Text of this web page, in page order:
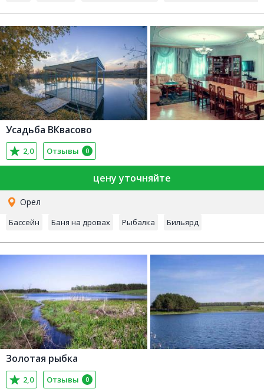
Усадьба ВКвасово
2,0 Отзывы 0
цену уточняйте
Орел
Бассейн Баня на дровах Рыбалка Бильярд
Золотая рыбка
2,0 Отзывы 0